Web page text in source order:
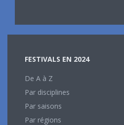
FESTIVALS EN 2024
De A à Z
Par disciplines
Par saisons
Par régions